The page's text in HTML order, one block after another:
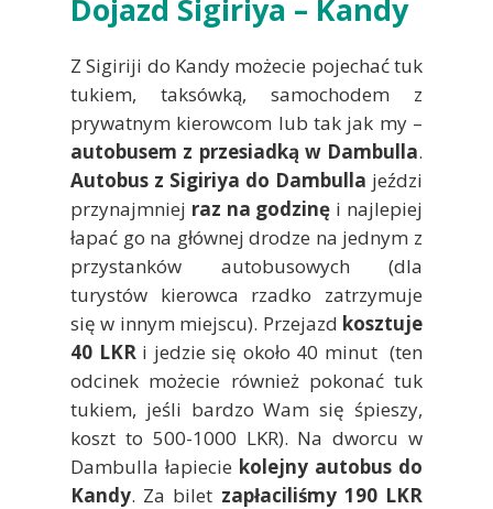
Dojazd Sigiriya – Kandy
Z Sigiriji do Kandy możecie pojechać tuk
tukiem, taksówką, samochodem z
prywatnym kierowcom lub tak jak my –
autobusem z przesiadką w Dambulla.
Autobus z Sigiriya do Dambulla jeździ
przynajmniej raz na godzinę i najlepiej
łapać go na głównej drodze na jednym z
przystanków autobusowych (dla
turystów kierowca rzadko zatrzymuje
się w innym miejscu). Przejazd kosztuje
40 LKRi jedzie się około 40 minut (ten
odcinek możecie również pokonać tuk
tukiem, jeśli bardzo Wam się śpieszy,
koszt to 500-1000 LKR). Na dworcu w
Dambulla łapiecie kolejny autobus do
Kandy. Za bilet zapłaciliśmy 190 LKR